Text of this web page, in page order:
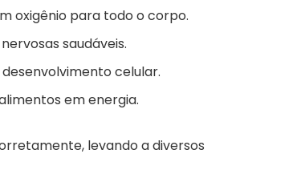
oxigênio para todo o corpo.
saudáveis.
celular.
em energia.
levando a diversos